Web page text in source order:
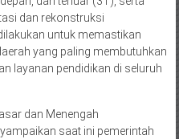
dan rekonstruksi
untuk memastikan
yang paling membutuhkan
layanan pendidikan di seluruh
dan Menengah
saat ini pemerintah